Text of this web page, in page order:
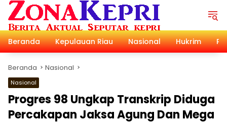
Langsung
konten
Beranda
Kepulauan Riau Nasional Hukrim
Beranda Nasional
Nasional
Progres 98 Ungkap Transkrip Diduga
Percakapan Jaksa Agung Dan Mega